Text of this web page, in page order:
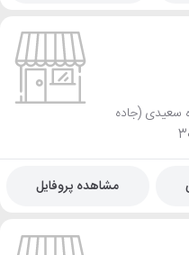
بزرگراه سعیدی (جاده
مشاهده پروفایل